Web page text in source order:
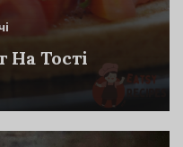
На Тості